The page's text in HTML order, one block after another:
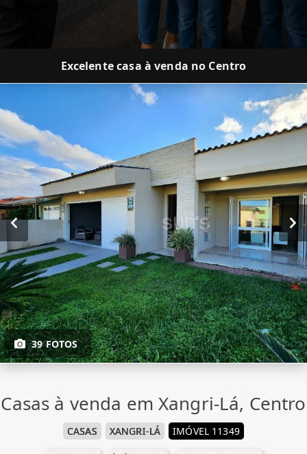
Excelente casa à venda no Centro
39 FOTOS
Casas à venda em Xangri-Lá, Centro
CASAS XANGRI-LÁ IMÓVEL 11349